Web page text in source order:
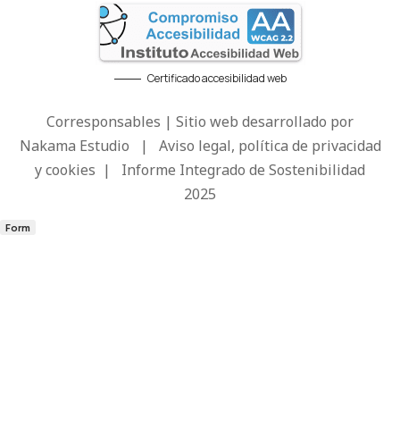
Certificado accesibilidad web
Corresponsables | Sitio web desarrollado por
Nakama Estudio | Aviso legal, política de privacidad
y cookies | Informe Integrado de Sostenibilidad
2025
Form